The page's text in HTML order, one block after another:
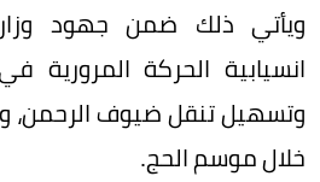
ويأتي ذلك ضمن جهود
انسيابية الحركة المرورية
وتسهيل تنقل ضيوف الرحمن،
خلال موسم الحج.